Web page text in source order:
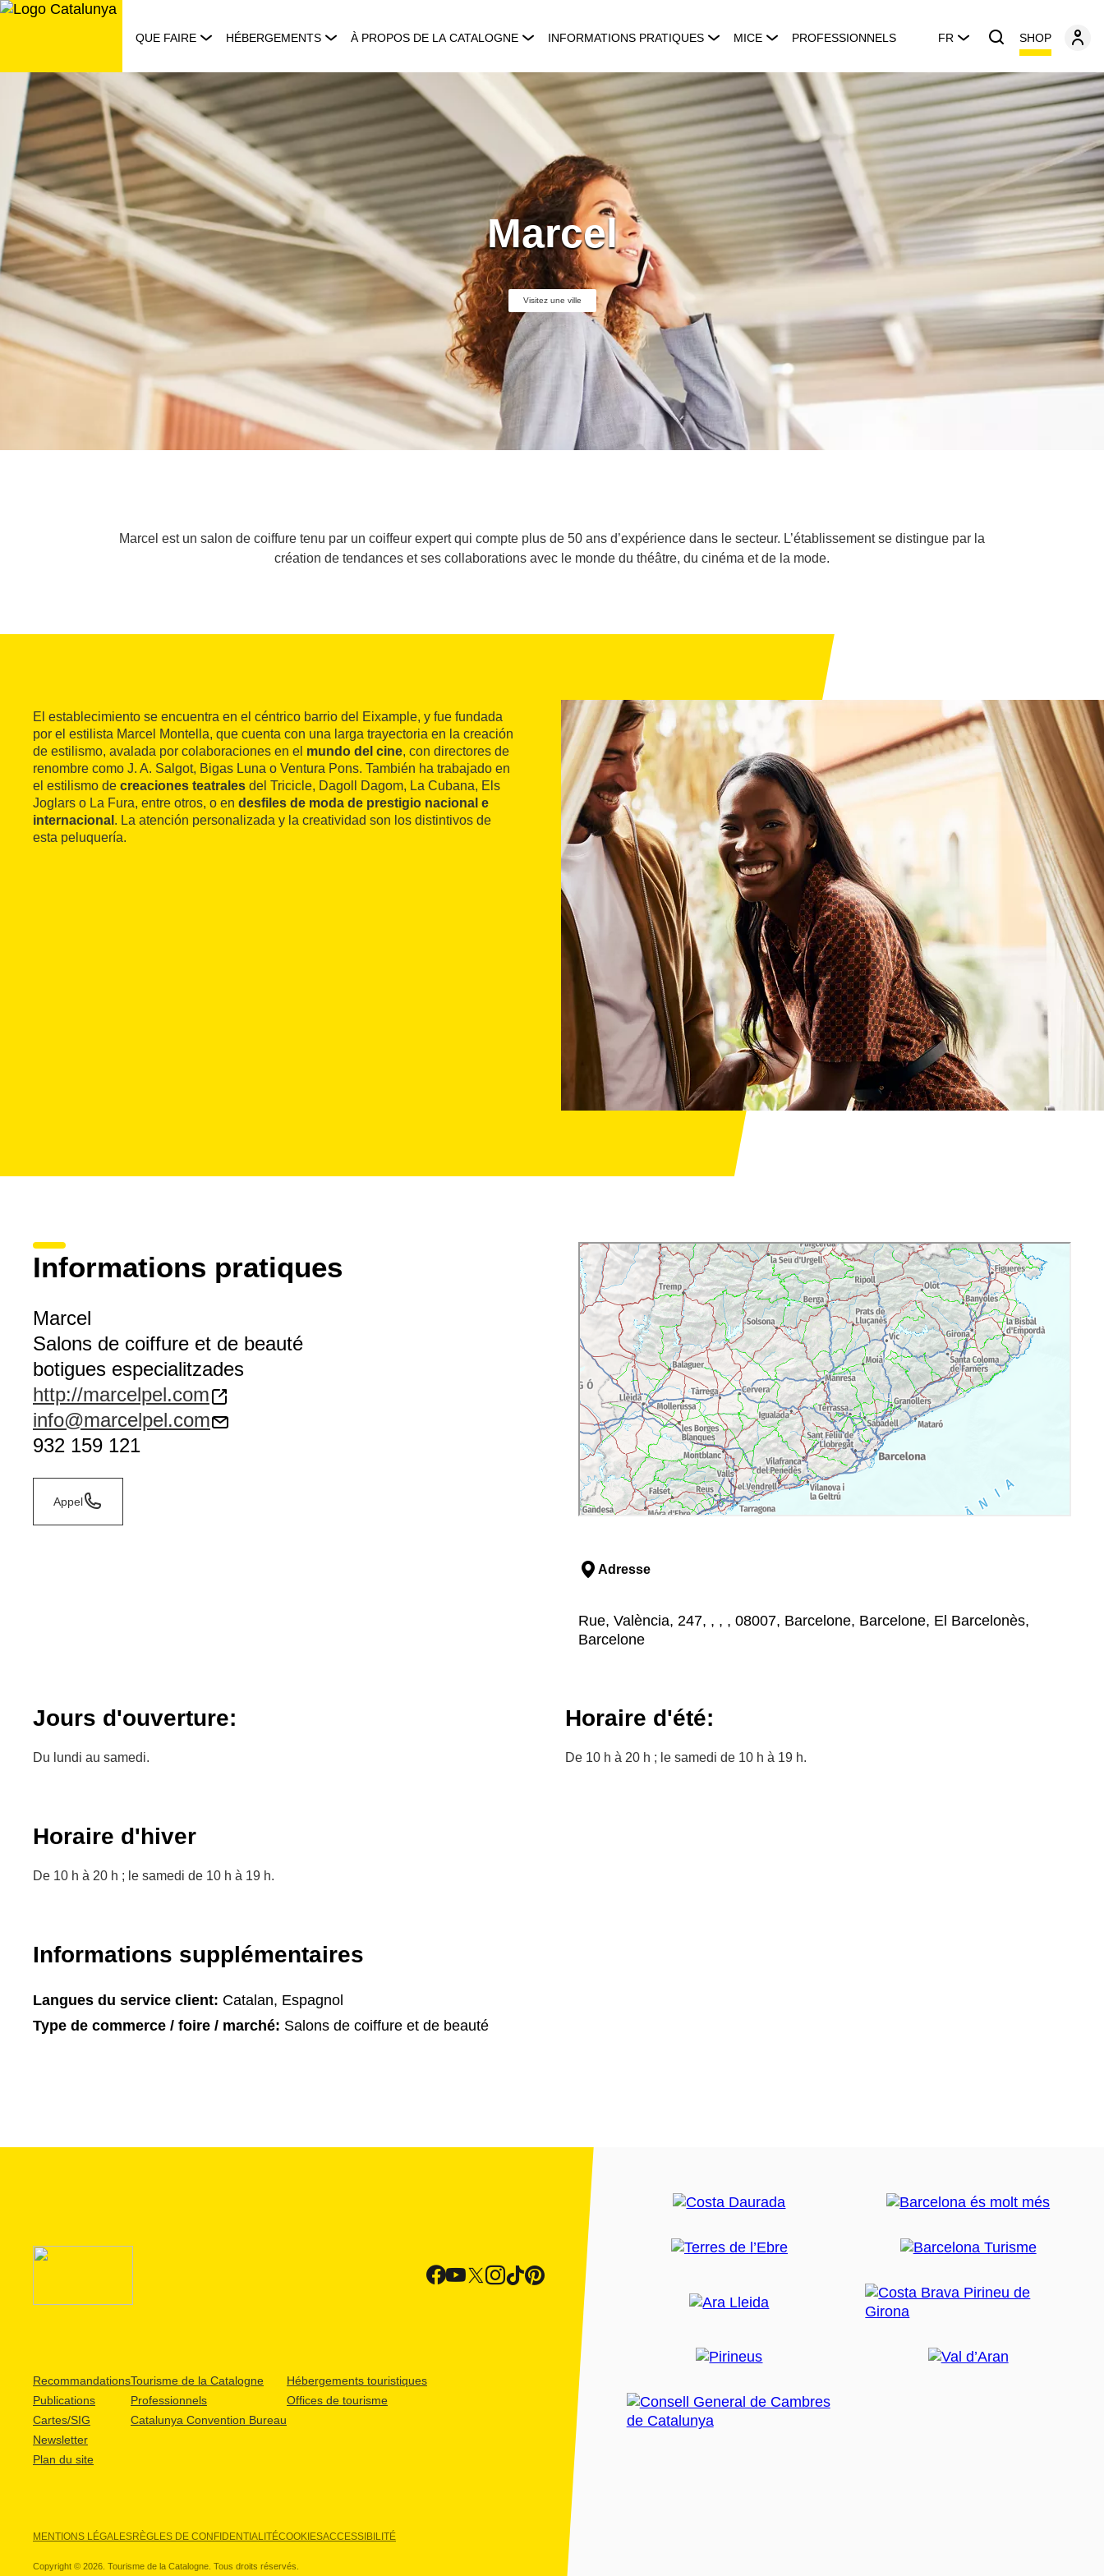
Aller
QUE FAIRE HÉBERGEMENTS À PROPOS DE LA CATALOGNE INFORMATIONS PRATIQUES MICE PROFESSIONNELS FR SHOP
Marcel
Visitez une ville
Marcel est un salon de coiffure tenu par un coiffeur expert qui compte plus de 50 ans d’expérience dans le secteur. L’établissement se distingue par la
création de tendances et ses collaborations avec le monde du théâtre, du cinéma et de la mode.
El establecimiento se encuentra en el céntrico barrio del Eixample, y fue fundada
por el estilista Marcel Montella, que cuenta con una larga trayectoria en la creación
de estilismo, avalada por colaboraciones en el mundo del cine, con directores de
renombre como J. A. Salgot, Bigas Luna o Ventura Pons. También ha trabajado en
el estilismo de creaciones teatrales del Tricicle, Dagoll Dagom, La Cubana, Els
Joglars o La Fura, entre otros, o en desfiles de moda de prestigio nacional e
internacional . La atención personalizada y la creatividad son los distintivos de
esta peluquería.
Informations pratiques
Marcel
Salons de coiffure et de beauté
botigues especialitzades
http://marcelpel.com
info@marcelpel.com
932 159 121
Appel
Adresse
Rue, València, 247, , , , 08007, Barcelone, Barcelone, El Barcelonès,
Barcelone
Jours d'ouverture:
Du lundi au samedi.
Horaire d'été:
De 10 h à 20 h ; le samedi de 10 h à 19 h.
Horaire d'hiver
De 10 h à 20 h ; le samedi de 10 h à 19 h.
Informations supplémentaires
Langues du service client: Catalan, Espagnol
Type de commerce / foire / marché: Salons de coiffure et de beauté
Recommandations
Publications
Cartes/SIG
Newsletter
Plan du site
Tourisme de la Catalogne
Professionnels
Catalunya Convention Bureau
Hébergements touristiques
Offices de tourisme
MENTIONS LÉGALESRÈGLES DE CONFIDENTIALITÉCOOKIESACCESSIBILITÉ
Copyright © 2026. Tourisme de la Catalogne. Tous droits réservés.